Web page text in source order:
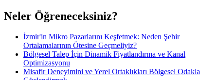
Neler Öğreneceksiniz?
İzmir'in Mikro Pazarlarını Keşfetmek: Neden Şehir
Ortalamalarının Ötesine Geçmeliyiz?
Bölgesel Talep İçin Dinamik Fiyatlandırma ve Kanal
Optimizasyonu
Misafir Deneyimini ve Yerel Ortaklıkları Bölgesel Odakla